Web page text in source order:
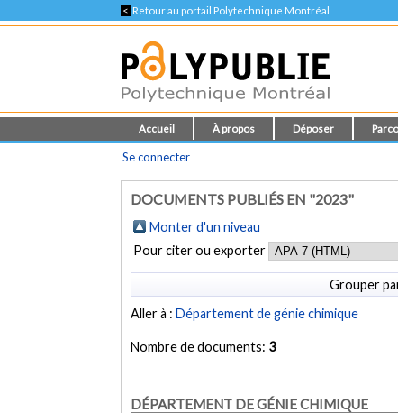
< Retour au portail Polytechnique Montréal
Accueil À propos Déposer
Se connecter
DOCUMENTS PUBLIÉS EN "2023"
Monter d'un niveau
Pour citer ou exporter
Grouper
Aller à :Département de génie chimique
Nombre de documents: 3
DÉPARTEMENT DE GÉNIE CHIMIQUE